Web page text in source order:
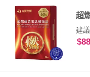
超
建